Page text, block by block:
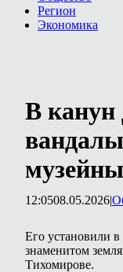
Регион
Экономика
В
12:0508.05.2026|
Его установили
знаменитом
Тихомирове.